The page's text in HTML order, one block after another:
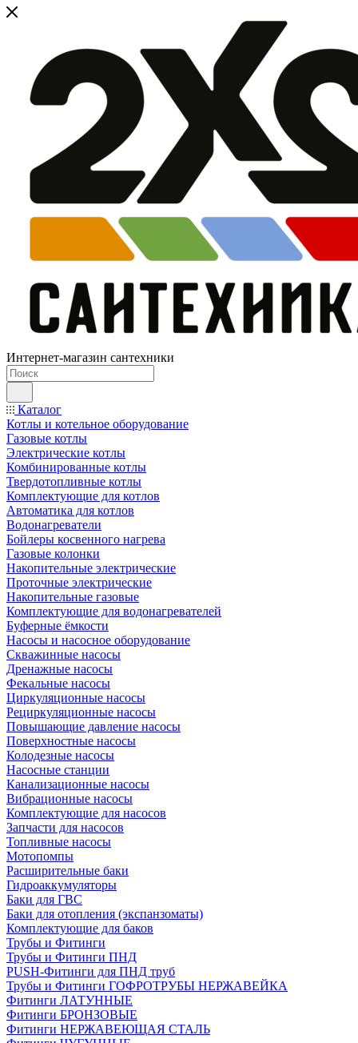
Интернет-магазин сантехники
Каталог
Котлы и котельное оборудование
Газовые котлы
Электрические котлы
Комбинированные котлы
Твердотопливные котлы
Комплектующие для котлов
Автоматика для котлов
Водонагреватели
Бойлеры косвенного нагрева
Газовые колонки
Накопительные электрические
Проточные электрические
Накопительные газовые
Комплектующие для водонагревателей
Буферные ёмкости
Насосы и насосное оборудование
Скважинные насосы
Дренажные насосы
Фекальные насосы
Циркуляционные насосы
Рециркуляционные насосы
Повышающие давление насосы
Поверхностные насосы
Колодезные насосы
Насосные станции
Канализационные насосы
Вибрационные насосы
Комплектующие для насосов
Запчасти для насосов
Топливные насосы
Мотопомпы
Расширительные баки
Гидроаккумуляторы
Баки для ГВС
Баки для отопления (экспанзоматы)
Комплектующие для баков
Трубы и Фитинги
Трубы и Фитинги ПНД
PUSH-Фитинги для ПНД труб
Трубы и Фитинги ГОФРОТРУБЫ НЕРЖАВЕЙКА
Фитинги ЛАТУННЫЕ
Фитинги БРОНЗОВЫЕ
Фитинги НЕРЖАВЕЮЩАЯ СТАЛЬ